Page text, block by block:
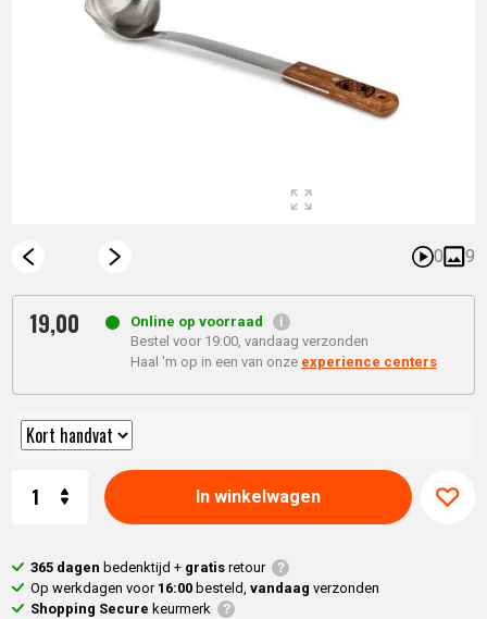
0 9
19,00
Online op voorraad
Bestel voor 19:00, vandaag verzonden
Haal 'm op in een van onze experience centers
In winkelwagen
365 dagen bedenktijd + gratisretour
Op werkdagen voor 16:00 besteld,vandaag verzonden
Shopping Secure keurmerk